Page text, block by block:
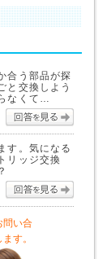
合う部品が探
と交換しよう
なくて…
す。気になる
リッジ交換
問い合
す。